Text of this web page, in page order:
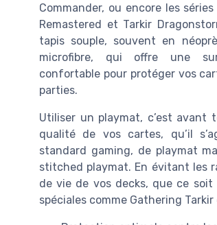
Commander, ou encore les
Remastered et Tarkir
tapis souple, souvent en
microfibre, qui offre une
confortable pour protéger vos
parties.
Utiliser un playmat, c’est avant
qualité de vos cartes, qu’il
standard gaming, de playmat
stitched playmat. En évitant les
de vie de vos decks, que ce soit
spéciales comme Gathering